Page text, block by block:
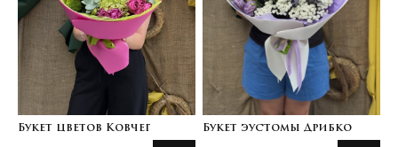
Букет цветов Ковчег Букет эустомы Дрибко